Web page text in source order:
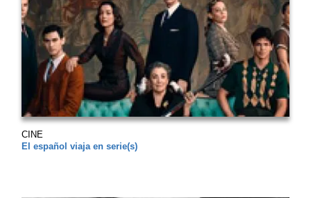
CINE
El español viaja en serie(s)